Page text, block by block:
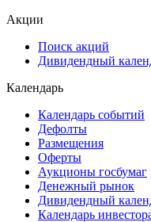
Акции
Поиск акций
Дивидендный
Календарь
Календарь событий
Дефолты
Размещения
Оферты
Аукционы госбумаг
Денежный рынок
Дивидендный
Календарь